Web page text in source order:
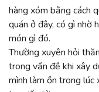
hàng xóm bằng cách
quán ở đây, có gì nhờ
món gì đó.
Thường xuyên hỏi
trong vấn đề khi xây
mình làm ồn trong lúc